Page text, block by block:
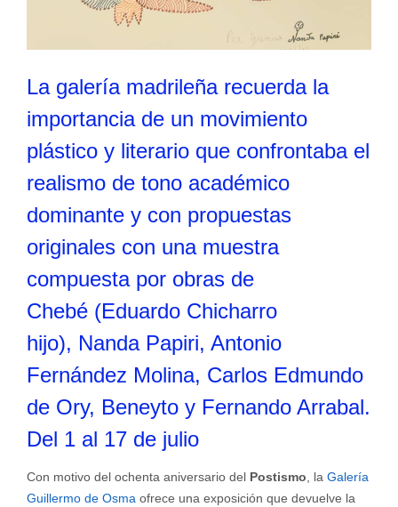
La galería madrileña recuerda la
importancia de un movimiento
plástico y literario que confrontaba el
realismo de tono académico
dominante y con propuestas
originales con una muestra
compuesta por obras de
Chebé (Eduardo Chicharro
hijo), Nanda Papiri, Antonio
Fernández Molina, Carlos Edmundo
de Ory, Beneyto y Fernando Arrabal.
Del 1 al 17 de julio
Con motivo del ochenta aniversario del Postismo , la Galería
Guillermo de Osma ofrece una exposición que devuelve la